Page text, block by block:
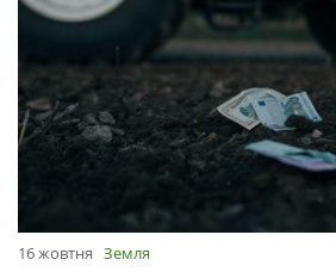
16 жовтня Земля